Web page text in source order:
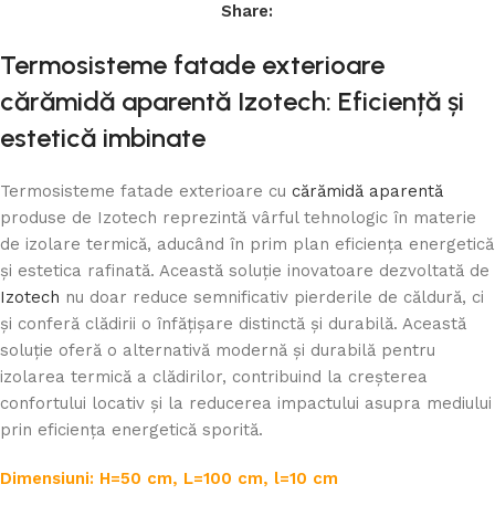
Share:
Termosisteme fatade exterioare
cărămidă aparentă Izotech: Eficiență și
estetică imbinate
Termosisteme fatade exterioare cu cărămidă aparentă
produse de Izotech reprezintă vârful tehnologic în materie
de izolare termică, aducând în prim plan eficiența energetică
și estetica rafinată. Această soluție inovatoare dezvoltată de
Izotech nu doar reduce semnificativ pierderile de căldură, ci
și conferă clădirii o înfățișare distinctă și durabilă. Această
soluție oferă o alternativă modernă și durabilă pentru
izolarea termică a clădirilor, contribuind la creșterea
confortului locativ și la reducerea impactului asupra mediului
prin eficiența energetică sporită.
Dimensiuni: H=50 cm, L=100 cm, l=10 cm